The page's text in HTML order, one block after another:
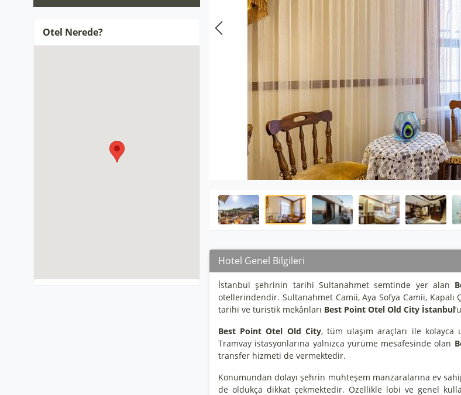
Otel Nerede?
Hotel Genel Bilgileri
İstanbul şehrinin tarihi Sultanahmet semtinde yer alan
otellerindendir. Sultanahmet Camii, Aya Sofya Camii, Kapalı
tarihi ve turistik mekânları Best Point Otel Old City İstanbul
Best Point Otel Old City, tüm ulaşım araçları ile kolayca
Tramvay istasyonlarına yalnızca yürüme mesafesinde olan
transfer hizmeti de vermektedir.
Konumundan dolayı şehrin muhteşem manzaralarına ev
de oldukça dikkat çekmektedir. Özellikle lobi ve genel